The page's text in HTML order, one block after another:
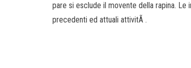
pare si esclude il movente della rapina. Le
precedenti ed attuali attivitÃ .